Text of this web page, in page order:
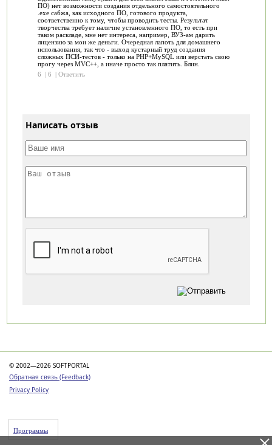
ПО) нет возможности создания отдельного самостоятельного
.exe сабжа, как исходного ПО, готового продукта,
соответственно к тому, чтобы проводить тесты. Результат
творчества требует наличие установленного ПО, то есть при
таком раскладе, мне нет интереса, например, ВУЗ-ам дарить
лицензию за мои же деньги. Очередная лапоть для домашнего
использования, так что - выход кустарный труд создания
сложных ПСИ-тестов - только на PHP+MySQL или верстать свою
прогу через MVC++, а иначе просто так платить. Блин.
6
| 6 | Ответить
Написать отзыв
© 2002—2026 SOFTPORTAL
Обратная связь (Feedback)
Privacy Policy
Программы